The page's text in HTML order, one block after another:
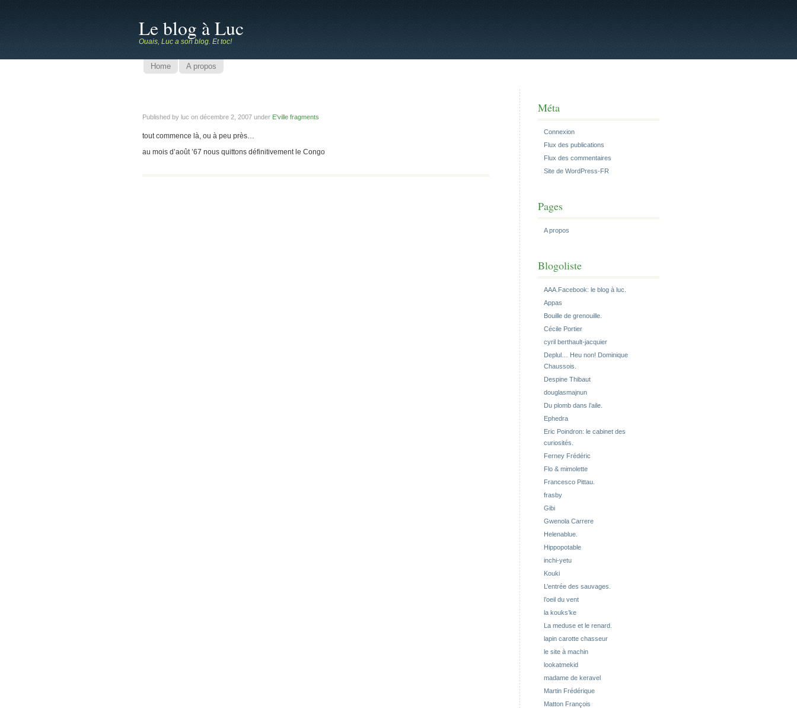
Le blog à Luc
Ouais, Luc a son blog. Et toc!
Home A propos
Published by luc on décembre 2, 2007 under E'ville fragments
tout commence là, ou à peu près…
au mois d’août ’67 nous quittons définitivement le Congo
Méta
Connexion
Flux des publications
Flux des commentaires
Site de WordPress-FR
Pages
A propos
Blogoliste
AAA.Facebook: le blog à luc.
Appas
Bouille de grenouille.
Cécile Portier
cyril berthault-jacquier
Deplul… Heu non! Dominique
Chaussois.
Despine Thibaut
douglasmajnun
Du plomb dans l’aile.
Ephedra
Eric Poindron: le cabinet des
curiosités.
Ferney Frédéric
Flo & mimolette
Francesco Pittau.
frasby
Gibi
Gwenola Carrere
Helenablue.
Hippopotable
inchi-yetu
Kouki
L’entrée des sauvages.
l’oeil du vent
la kouks’ke
La meduse et le renard.
lapin carotte chasseur
le site à machin
lookatmekid
madame de keravel
Martin Frédérique
Matton François